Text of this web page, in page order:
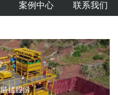
公司新闻
荣誉证书
人力资源
案例中心 联系我们